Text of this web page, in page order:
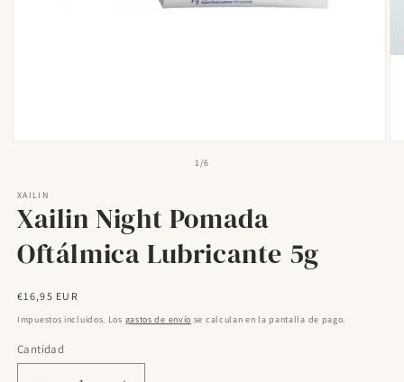
en
una
ventana
modal
1/de
6
XAILIN
Xailin Night Pomada
Oftálmica Lubricante 5g
Precio
habitual
€16,95 EUR
Impuestos incluidos. Los gastos de envío se calculan en la pantalla de pago.
Cantidad